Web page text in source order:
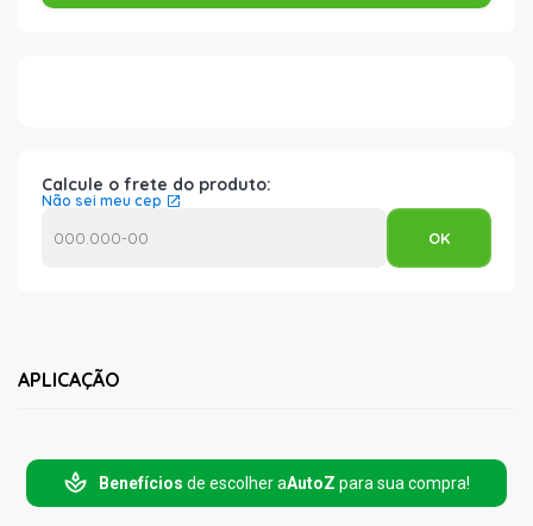
Calcule o frete do produto:
Não sei meu cep
APLICAÇÃO
Benefícios de escolher aAutoZ para sua compra!